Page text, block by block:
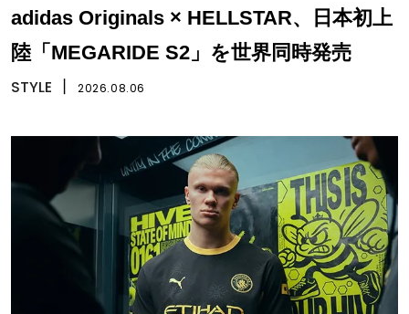
adidas Originals × HELLSTAR、日本初上
陸「MEGARIDE S2」を世界同時発売
STYLE 2026.08.06